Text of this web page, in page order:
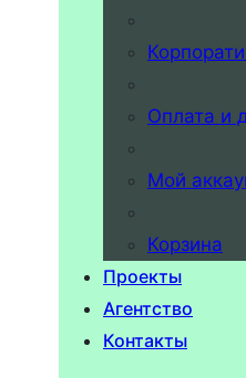
Оплата и
Мой
Корзина
Проекты
Агентство
Контакты